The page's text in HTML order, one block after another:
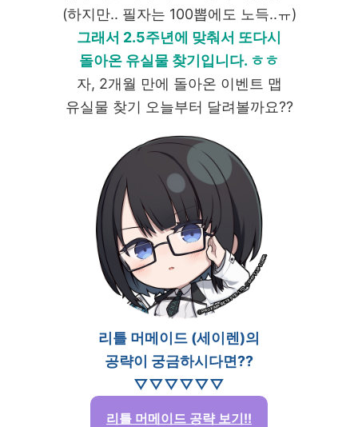
(하지만.. 필자는 100뽑에도 노득..ㅠ)
그래서 2.5주년에 맞춰서 또다시
돌아온 유실물 찾기입니다. ㅎㅎ
자, 2개월 만에 돌아온 이벤트 맵
유실물 찾기 오늘부터 달려볼까요??
리틀 머메이드 (세이렌)의
공략이 궁금하시다면??
▽▽▽▽▽▽
리틀 머메이드 공략 보기!!